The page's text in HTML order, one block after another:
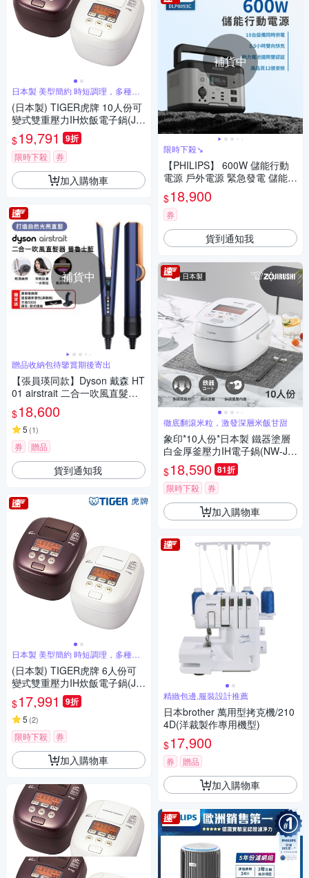
日本製 美型簡約 時短調理，多種炊
飯選單
(日本製) TIGER虎牌 10人份可
變式雙重壓力IH炊飯電子鍋(JP
T-H18R)
$19,791 9折
限時下殺 券
加入購物車
補貨中
贈品收納包待鑒賞期後寄出
【張員瑛同款】Dyson 戴森 HT
01 airstrait 二合一吹風直髮器
普魯士藍 贈原廠架+收納包
$18,600
5 (1)
券 贈品
貨到通知我
日本製 美型簡約 時短調理，多種炊
飯選單
(日本製) TIGER虎牌 6人份可
變式雙重壓力IH炊飯電子鍋(JP
T-H10R)
$17,991 9折
5 (2)
限時下殺 券
加入購物車
補貨中
限時下殺↘
【PHILIPS】 600W 儲能行動
電源 戶外電源 緊急發電 儲能電
源 露營電源 DLP8093C
$18,900
券
貨到通知我
徹底翻滾米粒，激發深層米飯甘甜
象印*10人份*日本製 鐵器塗層
白金厚釜壓力IH電子鍋(NW-JB
F18)(快)
$18,590 81折
限時下殺 券
加入購物車
精緻包邊,服裝設計推薦
日本brother 萬用型拷克機/210
4D(洋裁製作專用機型)
$17,900
券 贈品
加入購物車